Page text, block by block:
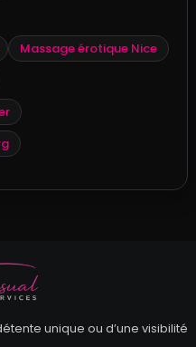
Massage érotique Nice
unique ou d’une visibilité